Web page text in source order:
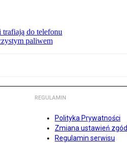
do telefonu
paliwem
REGULAMIN
Polityka Prywatności
Zmiana ustawień zgód
Regulamin serwisu